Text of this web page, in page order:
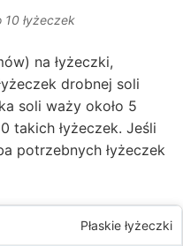
10 łyżeczek
na łyżeczki,
drobnej soli
soli waży około 5
takich łyżeczek. Jeśli
potrzebnych łyżeczek
Płaskie łyżeczki